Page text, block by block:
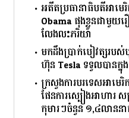
អតីតប្រធានាធិបតីអាមេ
Obama ផុងខ្លួនជាមួយរ
លែងលះភរិយា
មកដឹងប្រាក់បៀវត្សរបស់
ហ៊ុន Tesla ទទួលបានក្នុ
ក្រសួងការបរទេសអាមេរិ
ផែនការស្បៀងអាហារ ស
កុមារៗចំនួន ១,៤លានន